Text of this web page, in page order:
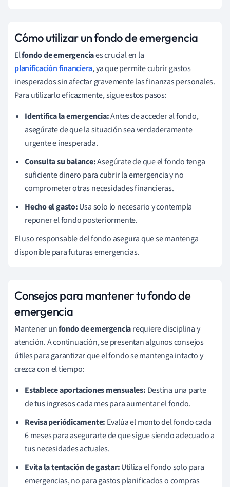
Cómo utilizar un fondo de emergencia
Elfondo de emergenciaes crucial en la
planificación financiera, ya que permite cubrir gastos
inesperados sin afectar gravemente las finanzas personales.
Para utilizarlo eficazmente, sigue estos pasos:
Identifica la emergencia:Antes de acceder al fondo,
asegúrate de que la situación sea verdaderamente
urgente e inesperada.
Consulta su balance:Asegúrate de que el fondo tenga
suficiente dinero para cubrir la emergencia y no
comprometer otras necesidades financieras.
Hecho el gasto:Usa solo lo necesario y contempla
reponer el fondo posteriormente.
El uso responsable del fondo asegura que se mantenga
disponible para futuras emergencias.
Consejos para mantener tu fondo de
emergencia
Mantener unfondo de emergenciarequiere disciplina y
atención. A continuación, se presentan algunos consejos
útiles para garantizar que el fondo se mantenga intacto y
crezca con el tiempo:
Establece aportaciones mensuales: Destina una parte
de tus ingresos cada mes para aumentar el fondo.
Revisa periódicamente: Evalúa el monto del fondo cada
6 meses para asegurarte de que sigue siendo adecuado a
tus necesidades actuales.
Evita la tentación de gastar:Utiliza el fondo solo para
emergencias, no para gastos planificados o compras